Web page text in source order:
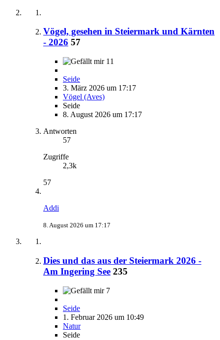
Vögel, gesehen in Steiermark und Kärnten
- 2026 57
11
Seide
3. März 2026 um 17:17
Vögel (Aves)
Seide
8. August 2026 um 17:17
Antworten
57
Zugriffe
2,3k
57
Addi
8. August 2026 um 17:17
Dies und das aus der Steiermark 2026 -
Am Ingering See 235
7
Seide
1. Februar 2026 um 10:49
Natur
Seide